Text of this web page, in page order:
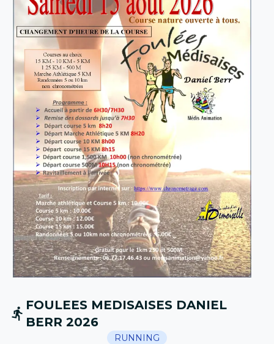
FOULEES MEDISAISES DANIEL
BERR 2026
RUNNING